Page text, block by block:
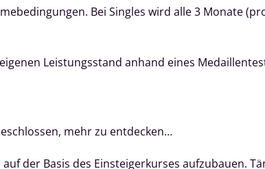
Bei Singles wird alle 3 Monate
Leistungsstand anhand eines
mehr zu entdecken…
der Basis des Einsteigerkurses aufzubauen.